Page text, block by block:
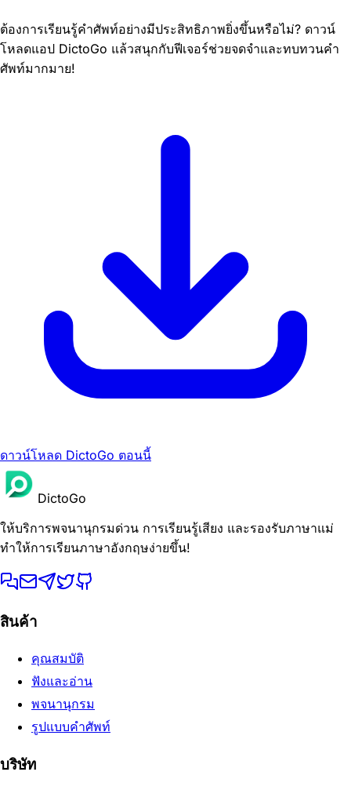
ต้องการเรียนรู้คำศัพท์อย่างมีประสิทธิภาพยิ่งขึ้นหรือไม่? ดาวน์
โหลดแอป DictoGo แล้วสนุกกับฟีเจอร์ช่วยจดจำและทบทวนคำ
ศัพท์มากมาย!
ดาวน์โหลด DictoGo ตอนนี้
DictoGo
ให้บริการพจนานุกรมด่วน การเรียนรู้เสียง และรองรับภาษาแม่
ทำให้การเรียนภาษาอังกฤษง่ายขึ้น!
สินค้า
คุณสมบัติ
ฟังและอ่าน
พจนานุกรม
รูปแบบคำศัพท์
บริษัท